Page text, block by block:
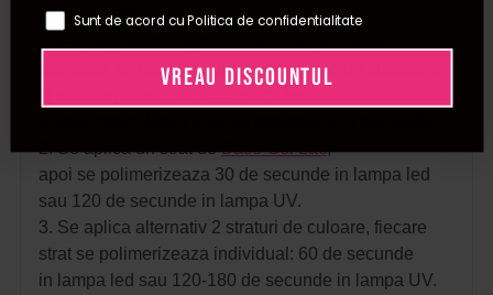
Mod de aplicare:
standard: se da forma unghiilor, se imping cuticulele
2. Se aplica un strat deBase Gel Lac,
apoi se polimerizeaza 30 de secunde in lampa led
sau 120 de secunde in lampa UV.
3. Se aplica alternativ 2 straturi de culoare, fiecare
strat se polimerizeaza individual: 60 de secunde
in lampa led sau 120-180 de secunde in lampa UV.
Sunt de acord cu Politica de confidentialitate
VREAU DISCOUNTUL